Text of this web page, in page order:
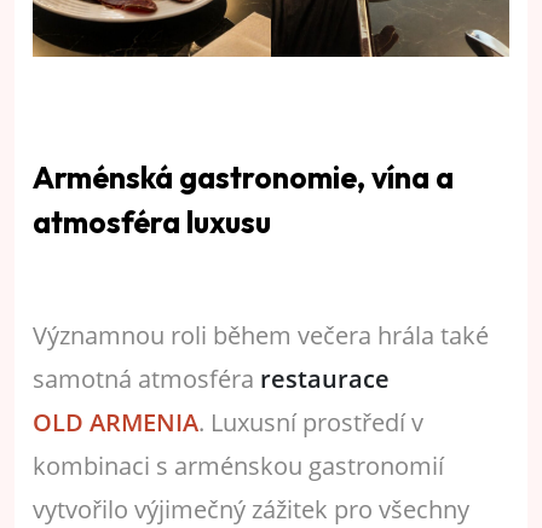
Arménská gastronomie, vína a
atmosféra luxusu
Významnou roli během večera hrála také
samotná atmosféra restaurace
OLD ARMENIA. Luxusní prostředí v
kombinaci s arménskou gastronomií
vytvořilo výjimečný zážitek pro všechny